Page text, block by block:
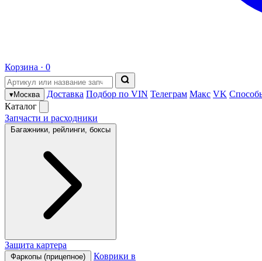
Корзина · 0
▾Москва Доставка Подбор по VIN Телеграм Макс VK
Каталог
Запчасти и расходники
Багажники, рейлинги, боксы
Защита картера
Фаркопы (прицепное) Коврики в